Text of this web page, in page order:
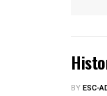
BYESC-